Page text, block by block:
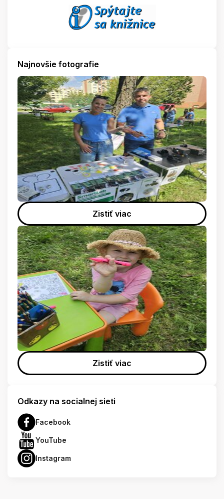
Najnovšie fotografie
Zistiť viac
Zistiť viac
Odkazy na socialnej sieti
Facebook
YouTube
Instagram